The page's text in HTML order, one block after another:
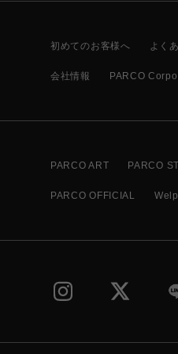
初めてのお客様へ よく
会社情報 PARCO
PARCO ART PARCO
PARCO OFFICIAL